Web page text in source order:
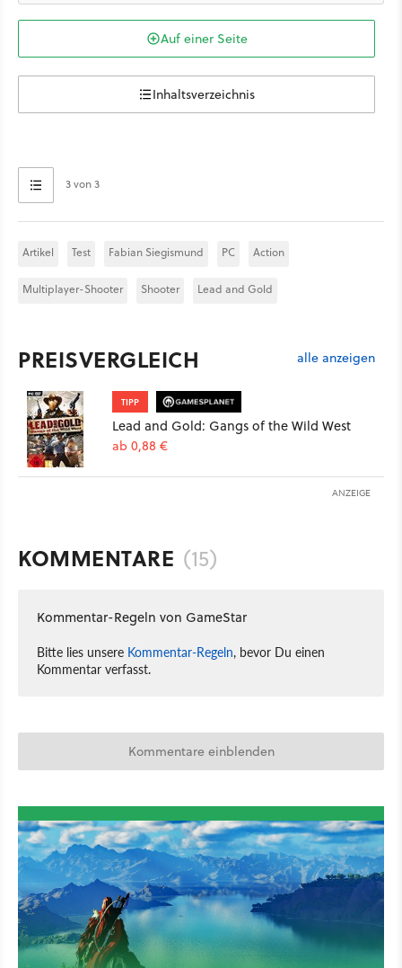
Auf einer Seite
Inhaltsverzeichnis
3 von 3
Artikel Test Fabian Siegismund PC Action
Multiplayer-Shooter Shooter Lead and Gold
PREISVERGLEICH alle anzeigen
TIPP
Lead and Gold: Gangs of the Wild West
ab 0,88 €
ANZEIGE
KOMMENTARE (15)
Kommentar-Regeln von GameStar
Bitte lies unsere Kommentar-Regeln, bevor Du einen
Kommentar verfasst.
Kommentare einblenden